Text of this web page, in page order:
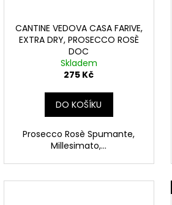
CANTINE VEDOVA CASA FARIVE,
EXTRA DRY, PROSECCO ROSÈ
DOC
Skladem
275 Kč
DO KOŠÍKU
Prosecco Rosè Spumante,
Millesimato,...